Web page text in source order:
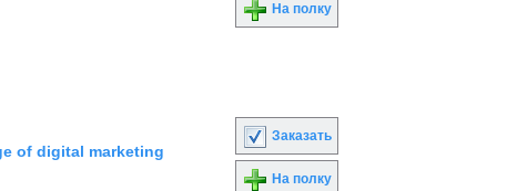
На полку
of digital marketing
Заказать
На полку